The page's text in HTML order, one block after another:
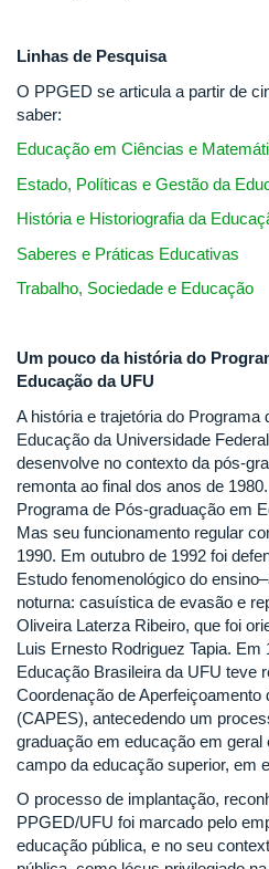
Linhas de Pesquisa
O PPGED se articula a partir de
saber:
Educação em Ciências e
Estado, Políticas e Gestão da
História e Historiografia da
Saberes e Práticas Educativas
Trabalho, Sociedade e Educação
Um pouco da história do
Educação da UFU
A história e trajetória do Programa
Educação da Universidade
desenvolve no contexto da pós-
remonta ao final dos anos de
Programa de Pós-graduação em
Mas seu funcionamento regular
1990. Em outubro de 1992 foi
Estudo fenomenológico do
noturna: casuística de evasão e
Oliveira Laterza Ribeiro, que foi
Luis Ernesto Rodriguez Tapia. Em
Educação Brasileira da UFU teve
Coordenação de
(CAPES), antecedendo um
graduação em educação em
campo da educação superior, em
O processo de implantação,
PPGED/UFU foi marcado pelo
educação pública, e no seu